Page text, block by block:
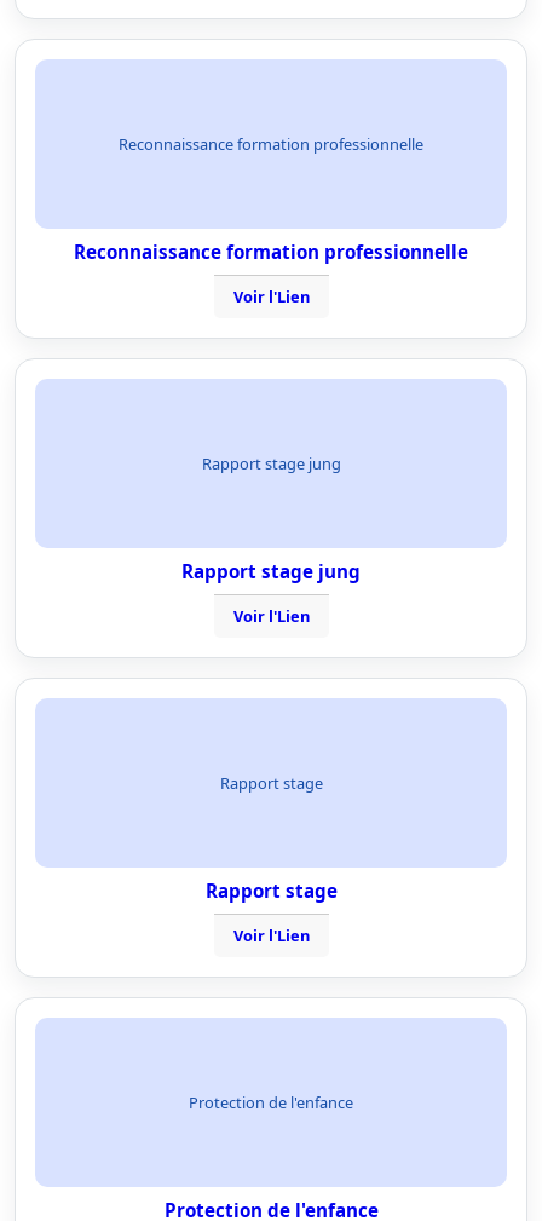
Reconnaissance formation professionnelle
Reconnaissance formation professionnelle
Voir l'Lien
Rapport stage jung
Rapport stage jung
Voir l'Lien
Rapport stage
Rapport stage
Voir l'Lien
Protection de l'enfance
Protection de l'enfance